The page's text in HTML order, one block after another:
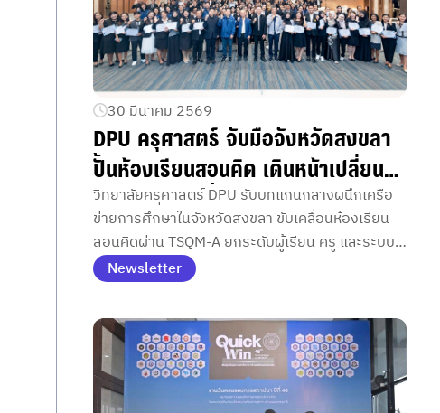
30 มีนาคม 2569
DPU ครุศาสตร์ จับมือจังหวัดสงขลา
ปั้นห้องเรียนสอนคิด เดินหน้าเปลี่ยน
การศึกษาไทยทั้งระบบ
วิทยาลัยครุศาสตร์ DPU รับบทแกนกลางผนึกเครือ
ข่ายการศึกษาในจังหวัดสงขลา ขับเคลื่อนห้องเรียน
สอนคิดผ่าน TSQM-A ยกระดับผู้เรียน ครู และระบบ
การศึกษาอย่างเป็นรูปธรรม
Newsletter